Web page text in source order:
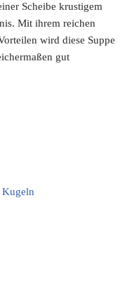
Scheibe krustigem
Mit ihrem reichen
wird diese Suppe
gut
Kugeln